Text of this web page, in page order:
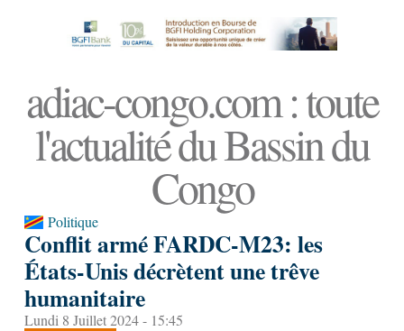
adiac-congo.com : toute
l'actualité du Bassin du
Congo
Politique
Conflit armé FARDC-M23: les
États-Unis décrètent une trêve
humanitaire
Lundi 8 Juillet 2024 - 15:45